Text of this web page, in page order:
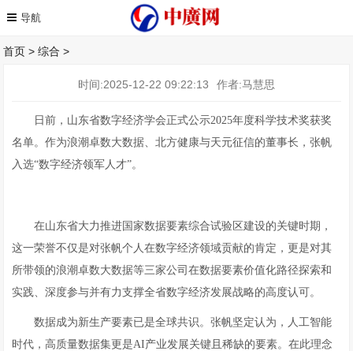
首页 >综合 >
时间:2025-12-22 09:22:13 作者:马慧思
日前，山东省数字经济学会正式公示2025年度科学技术奖获奖
名单。作为浪潮卓数大数据、北方健康与天元征信的董事长，张帆
入选“数字经济领军人才”。
在山东省大力推进国家数据要素综合试验区建设的关键时期，
这一荣誉不仅是对张帆个人在数字经济领域贡献的肯定，更是对其
所带领的浪潮卓数大数据等三家公司在数据要素价值化路径探索和
实践、深度参与并有力支撑全省数字经济发展战略的高度认可。
数据成为新生产要素已是全球共识。张帆坚定认为，人工智能
时代，高质量数据集更是AI产业发展关键且稀缺的要素。在此理念